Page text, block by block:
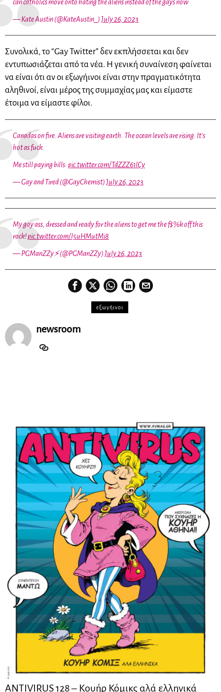
can catholics move onto hating the aliens instead of the gays now
— Kate Austin (@KateAustin_)July 26, 2023
Συνολικά, το “Gay Twitter” δεν εκπλήσσεται και δεν
εντυπωσιάζεται από τα νέα. Η γενική συναίνεση φαίνεται
να είναι ότι αν οι εξωγήινοι είναι στην πραγματικότητα
αληθινοί, είναι μέρος της συμμαχίας μας και είμαστε
έτοιμα να είμαστε φίλοι.
Canadas on fire. Aliens are visiting earth. The ocean levels are rising. It’s
hot as fuck.
Me still paying bills:pic.twitter.com/TdZZZ61lCy
— Gay and Tired (@GayChemist)July 26, 2023
My gay ass, dressed and ready for the aliens to get me the f$%k off this
rock!pic.twitter.com/l5uHMutMi8
— PGManZZy️‍⚡️ (@PGManZZy)July 26, 2023
εξωγήινοι
newsroom
ANTIVIRUS 128 – Kουήρ Κόμικς αλά ελληνικά